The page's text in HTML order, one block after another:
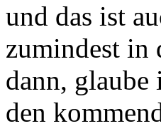
und das ist
zumindest in
dann,
den